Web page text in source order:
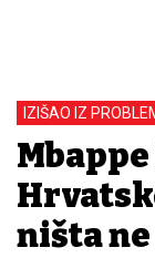
IZIŠAO IZ
ništa